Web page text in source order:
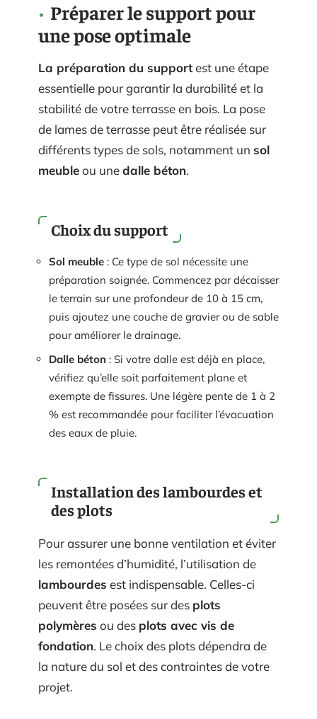
Préparer le support pour
une pose optimale
La préparation du supportest une étape
essentielle pour garantir la durabilité et la
stabilité de votre terrasse en bois. La pose
de lames de terrasse peut être réalisée sur
différents types de sols, notamment un sol
meubleou unedalle béton.
Choix du support
Sol meuble : Ce type de sol nécessite une
préparation soignée. Commencez par décaisser
le terrain sur une profondeur de 10 à 15 cm,
puis ajoutez une couche de gravier ou de sable
pour améliorer le drainage.
Dalle béton : Si votre dalle est déjà en place,
vérifiez qu’elle soit parfaitement plane et
exempte de fissures. Une légère pente de 1 à 2
% est recommandée pour faciliter l’évacuation
des eaux de pluie.
Installation des lambourdes et
des plots
Pour assurer une bonne ventilation et éviter
les remontées d’humidité, l’utilisation de
lambourdes est indispensable. Celles-ci
peuvent être posées sur des plots
polymères ou des plots avec vis de
fondation. Le choix des plots dépendra de
la nature du sol et des contraintes de votre
projet.